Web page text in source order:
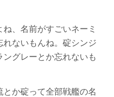
、名前がすごいネーミ
ないもんね。碇シンジ
グレーとか忘れないも
か碇って全部戦艦の名